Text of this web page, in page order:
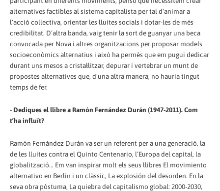
alternatives factibles al sistema capitalista per tal d’animar a
l’acció col·lectiva, orientar les lluites socials i dotar-les de més
credibilitat. D’altra banda, vaig tenir la sort de guanyar una beca
convocada per Nova i altres organitzacions per proposar models
socioeconòmics alternatius i això ha permès que em pugui dedicar
durant uns mesos a cristal·litzar, depurar i vertebrar un munt de
propostes alternatives que, d’una altra manera, no hauria tingut
temps de fer.
- Dediques el llibre a Ramón Fernández Durán (1947-2011). Com
t’ha influït?
Ramón Fernández Durán va ser un referent per a una generació, la
de les lluites contra el Quinto Centenario, l’Europa del capital, la
globalització... Em van inspirar molt els seus llibres El movimiento
alternativo en Berlín i un clàssic, La explosión del desorden. En la
seva obra pòstuma, La quiebra del capitalismo global: 2000-2030,